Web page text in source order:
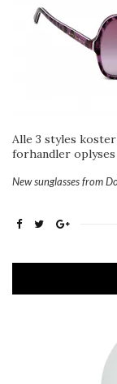
Alle 3 styles
forhandler oplyses
New sunglasses from